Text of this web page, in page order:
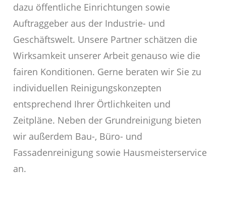
dazu öffentliche Einrichtungen sowie
Auftraggeber aus der Industrie- und
Geschäftswelt. Unsere Partner schätzen die
Wirksamkeit unserer Arbeit genauso wie die
fairen Konditionen. Gerne beraten wir Sie zu
individuellen Reinigungskonzepten
entsprechend Ihrer Örtlichkeiten und
Zeitpläne. Neben der Grundreinigung bieten
wir außerdem Bau-, Büro- und
Fassadenreinigung sowie Hausmeisterservice
an.